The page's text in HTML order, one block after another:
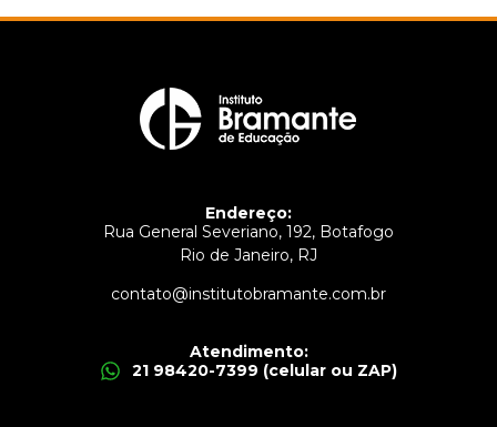
Endereço:
Rua General Severiano, 192, Botafogo
Rio de Janeiro, RJ
contato@institutobramante.com.br
Atendimento:
21 98420-7399 (celular ou ZAP)